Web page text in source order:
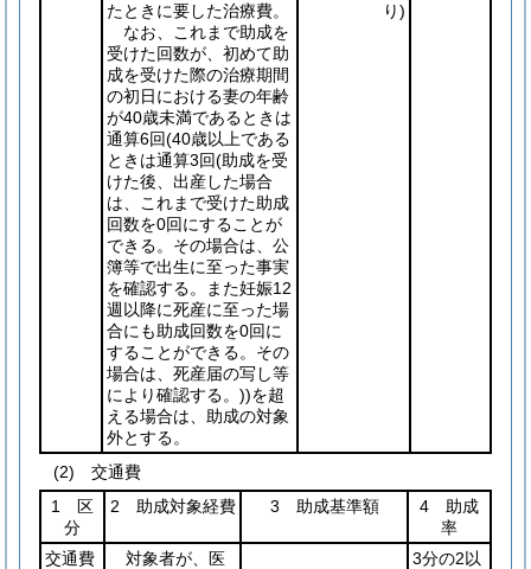
たときに要した治療費。
なお、これまで助成を
受けた回数が、初めて助
成を受けた際の治療期間
の初日における妻の年齢
が40歳未満であるときは
通算6回(40歳以上である
ときは通算3回(助成を受
けた後、出産した場合
は、これまで受けた助成
回数を0回にすることが
できる。その場合は、公
簿等で出生に至った事実
を確認する。また妊娠12
週以降に死産に至った場
合にも助成回数を0回に
することができる。その
場合は、死産届の写し等
により確認する。))を超
える場合は、助成の対象
外とする。
り)
(2) 交通費
1 区
分
2 助成対象経費 3 助成基準額
4 助成
率
交通費
対象者が、医
3分の2以